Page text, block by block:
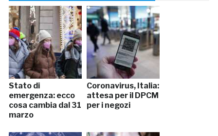
Stato di
emergenza: ecco
cosa cambia dal 31
marzo
Coronavirus, Italia:
attesa per il DPCM
per i negozi